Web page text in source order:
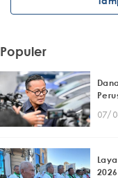
Populer
07/